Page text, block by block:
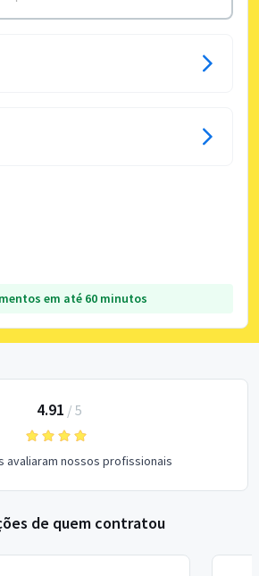
em até 60 minutos
4.91 / 5
avaliaram nossos profissionais
de quem contratou